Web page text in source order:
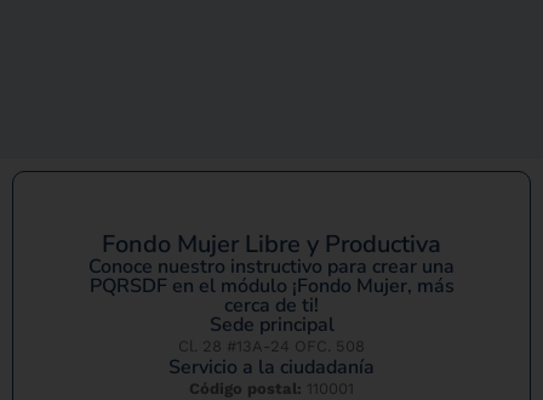
Fondo Mujer Libre y Productiva
Conoce nuestro instructivo para crear una
PQRSDF en el módulo ¡Fondo Mujer, más
cerca de ti!
Sede principal
Cl. 28 #13A-24 OFC. 508
Servicio a la ciudadanía
Código postal: 110001